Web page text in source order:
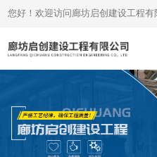
您好！欢迎访问廊坊启创建设工程有